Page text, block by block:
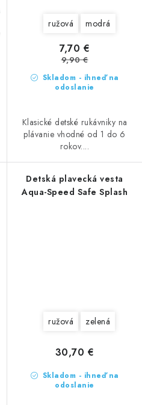
ružová modrá
Skladom - ihneď na
odoslanie
7,70 €
9,90 €
Klasické detské rukávniky na
plávanie vhodné od 1 do 6
rokov....
Detská plavecká vesta
Aqua-Speed Safe Splash
ružová zelená
Skladom - ihneď na
odoslanie
30,70 €